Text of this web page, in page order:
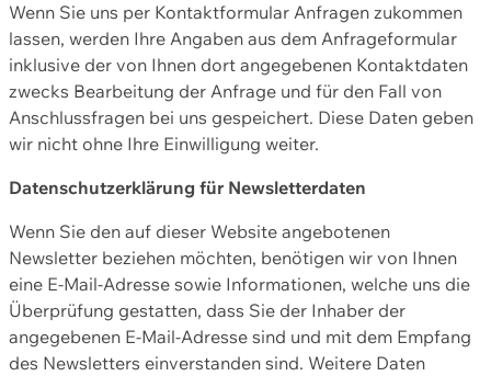
Wenn Sie uns per Kontaktformular Anfragen zukommen
lassen, werden Ihre Angaben aus dem Anfrageformular
inklusive der von Ihnen dort angegebenen Kontaktdaten
zwecks Bearbeitung der Anfrage und für den Fall von
Anschlussfragen bei uns gespeichert. Diese Daten geben
wir nicht ohne Ihre Einwilligung weiter.
Datenschutzerklärung für Newsletterdaten
Wenn Sie den auf dieser Website angebotenen
Newsletter beziehen möchten, benötigen wir von Ihnen
eine E-Mail-Adresse sowie Informationen, welche uns die
Überprüfung gestatten, dass Sie der Inhaber der
angegebenen E-Mail-Adresse sind und mit dem Empfang
des Newsletters einverstanden sind. Weitere Daten